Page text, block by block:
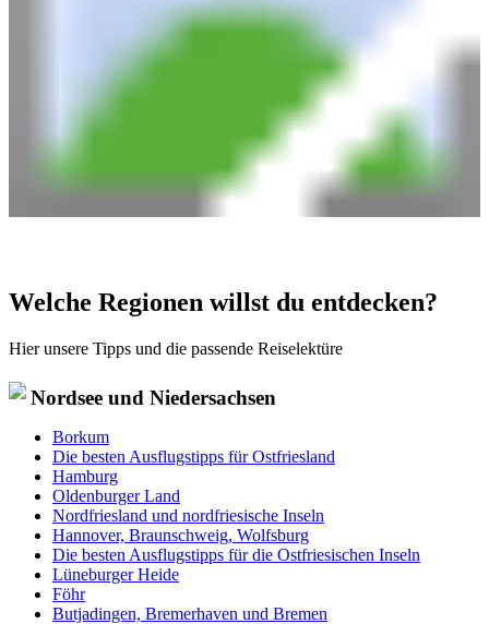
Welche Regionen willst du entdecken?
Hier unsere Tipps und die passende Reiselektüre
Nordsee und Niedersachsen
Borkum
Die besten Ausflugstipps für Ostfriesland
Hamburg
Oldenburger Land
Nordfriesland und nordfriesische Inseln
Hannover, Braunschweig, Wolfsburg
Die besten Ausflugstipps für die Ostfriesischen Inseln
Lüneburger Heide
Föhr
Butjadingen, Bremerhaven und Bremen